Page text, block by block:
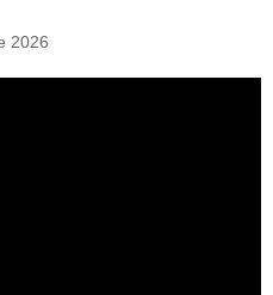
2026